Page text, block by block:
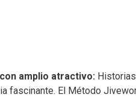
amplio atractivo:
fascinante. El Método